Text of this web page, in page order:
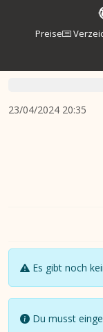
Preise
23/04/2024 20:35
Es gibt noch
Du musst